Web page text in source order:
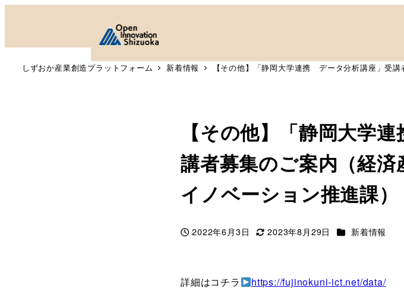
しずおか産業創造プラットフォーム 新着情報 【その他】「静岡大学連携 データ分析講座」受
【その他】「静岡大学
講者募集のご案内（経
イノベーション推進課）
投稿日
2022年6月3日
更新日
2023年8月29日 カテゴリー
新着情報
詳細はコチラ https://fujinokuni-ict.net/data/